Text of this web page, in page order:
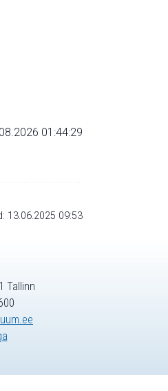
01:44:29
13.06.2025 09:53
Tallinn